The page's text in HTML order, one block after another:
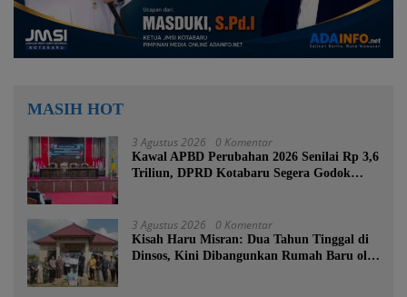
MASIH HOT
3 Agustus 2026 0 Komentar
Kawal APBD Perubahan 2026 Senilai Rp 3,6
Triliun, DPRD Kotabaru Segera Godok
3 Agustus 2026 0 Komentar
Kisah Haru Misran: Dua Tahun Tinggal di
Dinsos, Kini Dibangunkan Rumah Baru oleh